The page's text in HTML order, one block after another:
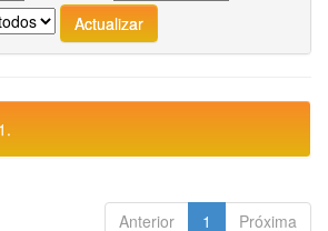
Anterior 1 Próxima